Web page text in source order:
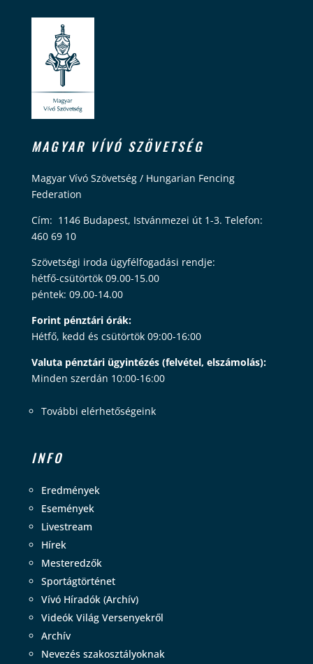
MAGYAR VÍVÓ SZÖVETSÉG
Magyar Vívó Szövetség / Hungarian Fencing
Federation
Cím: 1146 Budapest, Istvánmezei út 1-3. Telefon:
460 69 10
Szövetségi iroda ügyfélfogadási rendje:
hétfő-csütörtök 09.00-15.00
péntek: 09.00-14.00
Forint pénztári órák:
Hétfő, kedd és csütörtök 09:00-16:00
Valuta pénztári ügyintézés (felvétel, elszámolás):
Minden szerdán 10:00-16:00
További elérhetőségeink
INFO
Eredmények
Események
Livestream
Hírek
Mesteredzők
Sportágtörténet
Vívó Híradók (Archív)
Videók Világ Versenyekről
Archív
Nevezés szakosztályoknak